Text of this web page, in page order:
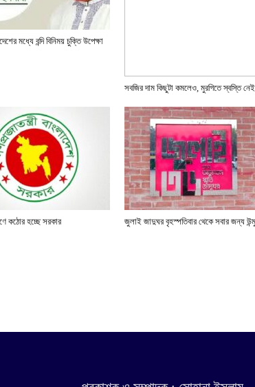
মধ্যে বন্দি বিনিময় চুক্তি উপেক্ষা
সবজির দাম কিছুটা কমলেও, মুরগিতে স্বস্তি নেই
কঠোর হচ্ছে সরকার জুলাই জাদুঘর বৃহস্পতিবার থেকে সবার জন্য